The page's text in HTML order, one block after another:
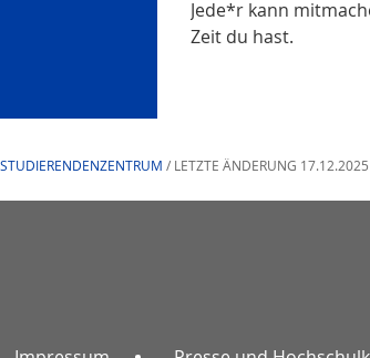
Jede*r kann
Zeit du hast.
/ LETZTE ÄNDERUNG 17.12.2025